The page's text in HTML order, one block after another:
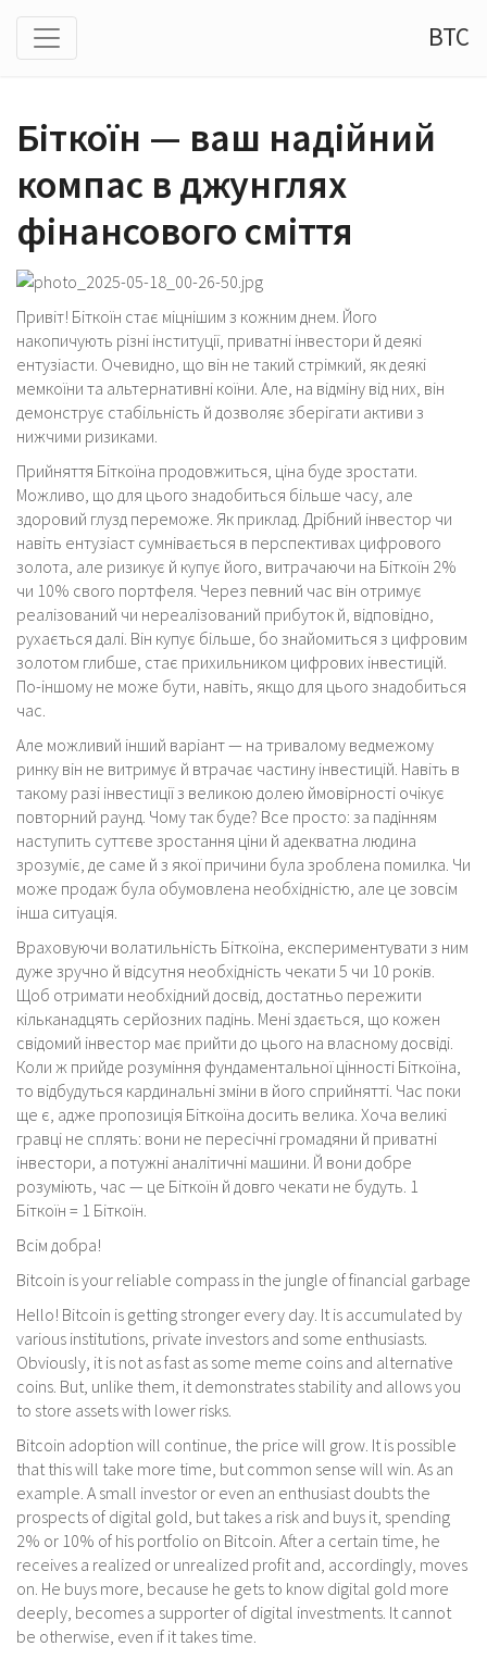
BTC
Біткоїн — ваш надійний
компас в джунглях
фінансового сміття
Привіт! Біткоїн стає міцнішим з кожним днем. Його
накопичують різні інституції, приватні інвестори й деякі
ентузіасти. Очевидно, що він не такий стрімкий, як деякі
мемкоїни та альтернативні коїни. Але, на відміну від них, він
демонструє стабільність й дозволяє зберігати активи з
нижчими ризиками.
Прийняття Біткоїна продовжиться, ціна буде зростати.
Можливо, що для цього знадобиться більше часу, але
здоровий глузд переможе. Як приклад. Дрібний інвестор чи
навіть ентузіаст сумнівається в перспективах цифрового
золота, але ризикує й купує його, витрачаючи на Біткоїн 2%
чи 10% свого портфеля. Через певний час він отримує
реалізований чи нереалізований прибуток й, відповідно,
рухається далі. Він купує більше, бо знайомиться з цифровим
золотом глибше, стає прихильником цифрових інвестицій.
По-іншому не може бути, навіть, якщо для цього знадобиться
час.
Але можливий інший варіант — на тривалому ведмежому
ринку він не витримує й втрачає частину інвестицій. Навіть в
такому разі інвестиції з великою долею ймовірності очікує
повторний раунд. Чому так буде? Все просто: за падінням
наступить суттєве зростання ціни й адекватна людина
зрозуміє, де саме й з якої причини була зроблена помилка. Чи
може продаж була обумовлена необхідністю, але це зовсім
інша ситуація.
Враховуючи волатильність Біткоїна, експериментувати з ним
дуже зручно й відсутня необхідність чекати 5 чи 10 років.
Щоб отримати необхідний досвід, достатньо пережити
кільканадцять серйозних падінь. Мені здається, що кожен
свідомий інвестор має прийти до цього на власному досвіді.
Коли ж прийде розуміння фундаментальної цінності Біткоїна,
то відбудуться кардинальні зміни в його сприйнятті. Час поки
ще є, адже пропозиція Біткоїна досить велика. Хоча великі
гравці не сплять: вони не пересічні громадяни й приватні
інвестори, а потужні аналітичні машини. Й вони добре
розуміють, час — це Біткоїн й довго чекати не будуть. 1
Біткоїн = 1 Біткоїн.
Всім добра!
Bitcoin is your reliable compass in the jungle of financial garbage
Hello! Bitcoin is getting stronger every day. It is accumulated by
various institutions, private investors and some enthusiasts.
Obviously, it is not as fast as some meme coins and alternative
coins. But, unlike them, it demonstrates stability and allows you
to store assets with lower risks.
Bitcoin adoption will continue, the price will grow. It is possible
that this will take more time, but common sense will win. As an
example. A small investor or even an enthusiast doubts the
prospects of digital gold, but takes a risk and buys it, spending
2% or 10% of his portfolio on Bitcoin. After a certain time, he
receives a realized or unrealized profit and, accordingly, moves
on. He buys more, because he gets to know digital gold more
deeply, becomes a supporter of digital investments. It cannot
be otherwise, even if it takes time.